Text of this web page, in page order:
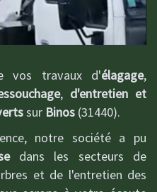
vos travaux d'élagage,
, d'entretien et
sur Binos (31440).
notre société a pu
dans les secteurs de
et de l'entretien des